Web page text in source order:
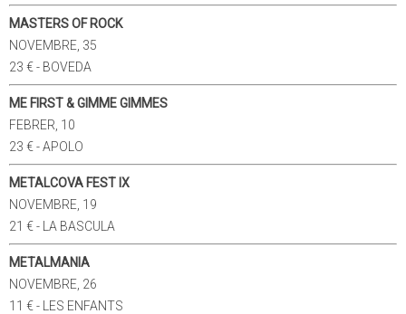
MASTERS OF ROCK
NOVEMBRE, 35
23 € - BOVEDA
ME FIRST & GIMME GIMMES
FEBRER, 10
23 € - APOLO
METALCOVA FEST IX
NOVEMBRE, 19
21 € - LA BASCULA
METALMANIA
NOVEMBRE, 26
11 € - LES ENFANTS